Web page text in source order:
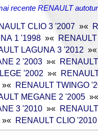
recente RENAULT
CLIO 3 '2007 »«
1 '1998 »«
LAGUNA 3 '2012 »
2 '2003 »«
'2002 »«
»« RENAULT TWINGO
MEGANE 2 '2005 »
3 '2010 »«
»« RENAULT CLIO '2010